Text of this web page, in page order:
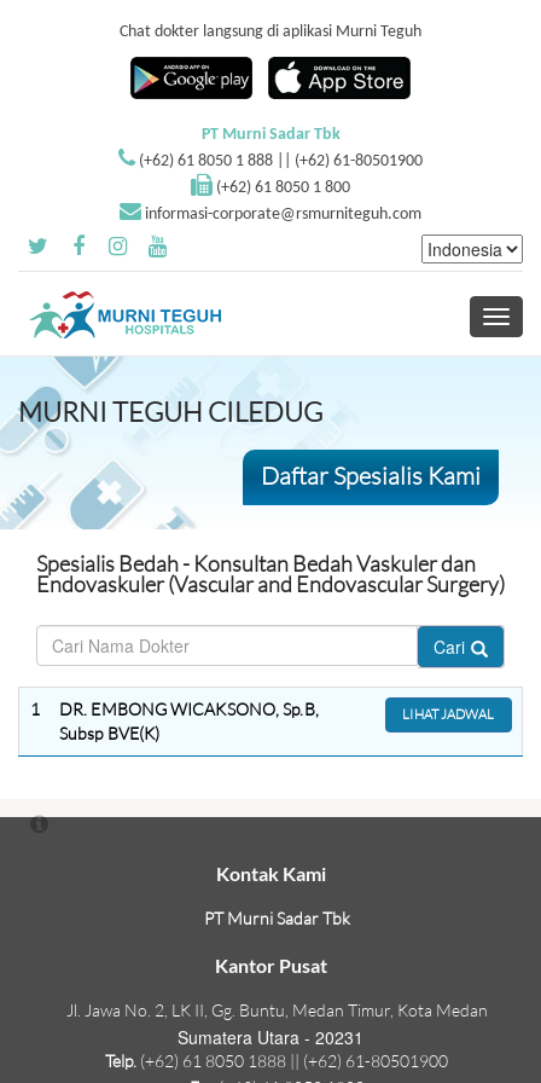
Chat dokter langsung di aplikasi Murni Teguh
PT Murni Sadar Tbk
(+62) 61 8050 1 888 || (+62) 61-80501900
(+62) 61 8050 1 800
informasi-corporate@rsmurniteguh.com
Toggle
MURNI TEGUH CILEDUG
Daftar Spesialis Kami
Spesialis Bedah - Konsultan Bedah Vaskuler dan
Endovaskuler (Vascular and Endovascular Surgery)
Cari
1
DR. EMBONG WICAKSONO, Sp.B,
Subsp BVE(K)
LIHAT JADWAL
Kontak Kami
PT Murni Sadar Tbk
Kantor Pusat
Jl. Jawa No. 2, LK II, Gg. Buntu, Medan Timur, Kota Medan
Sumatera Utara - 20231
Telp. (+62) 61 8050 1888 || (+62) 61-80501900